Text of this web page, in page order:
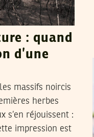
: quand
d’une
massifs noircis
herbes
s’en réjouissent :
impression est